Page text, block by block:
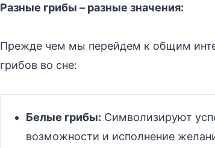
Разные грибы – разные значения:
Прежде чем мы перейдем к общим
грибов во сне:
Белые грибы: Символизируют
возможности и исполнение